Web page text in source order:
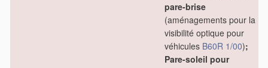
pare-brise
(aménagements pour la
visibilité optique pour
véhicules B60R 1/00);
Pare-soleil pour